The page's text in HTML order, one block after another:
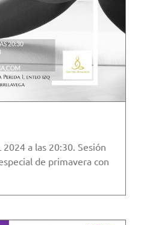
2024 a las 20:30. Sesión
de primavera con